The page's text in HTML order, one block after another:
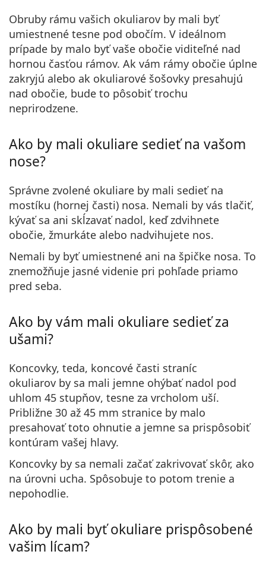
Obruby rámu vašich okuliarov by mali byť
umiestnené tesne pod obočím. V ideálnom
prípade by malo byť vaše obočie viditeľné nad
hornou časťou rámov. Ak vám rámy obočie úplne
zakryjú alebo ak okuliarové šošovky presahujú
nad obočie, bude to pôsobiť trochu
neprirodzene.
Ako by mali okuliare sedieť na vašom
nose?
Správne zvolené okuliare by mali sedieť na
mostíku (hornej časti) nosa. Nemali by vás tlačiť,
kývať sa ani skĺzavať nadol, keď zdvihnete
obočie, žmurkáte alebo nadvihujete nos.
Nemali by byť umiestnené ani na špičke nosa. To
znemožňuje jasné videnie pri pohľade priamo
pred seba.
Ako by vám mali okuliare sedieť za
ušami?
Koncovky, teda, koncové časti straníc
okuliarov by sa mali jemne ohýbať nadol pod
uhlom 45 stupňov, tesne za vrcholom uší.
Približne 30 až 45 mm stranice by malo
presahovať toto ohnutie a jemne sa prispôsobiť
kontúram vašej hlavy.
Koncovky by sa nemali začať zakrivovať skôr, ako
na úrovni ucha. Spôsobuje to potom trenie a
nepohodlie.
Ako by mali byť okuliare prispôsobené
vašim lícam?